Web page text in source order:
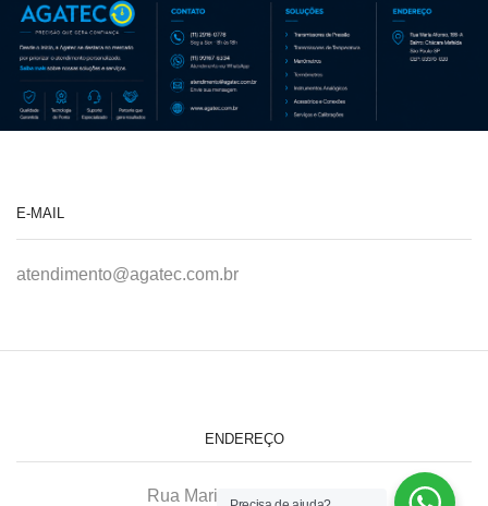
E-MAIL
atendimento@agatec.com.br
ENDEREÇO
Rua Maria Afonso, 166-A